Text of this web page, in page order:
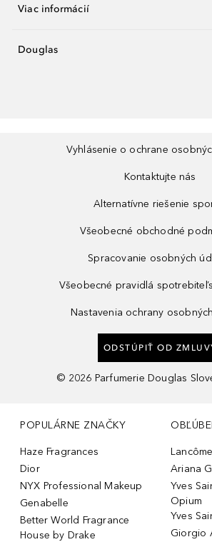
Viac informácií
Douglas
Vyhlásenie o ochrane
Kontaktujte nás
Alternatívne riešenie
Všeobecné obchodné
Spracovanie osobných
Všeobecné pravidlá
Nastavenia ochrany
ODSTÚPIŤ OD
© 2026 Parfumerie Douglas
POPULÁRNE ZNAČKY
Haze Fragrances
Dior
NYX Professional Makeup
Genabelle
Better World Fragrance
House by Drake
Ariana
Yves
Opium
Yves
Giorgio